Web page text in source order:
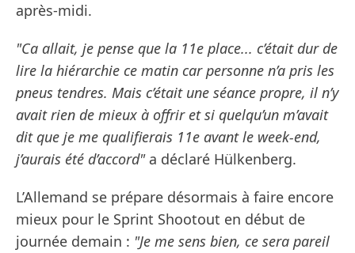
après-midi.
"Ca allait, je pense que la 11e place... c’était dur de
lire la hiérarchie ce matin car personne n’a pris les
pneus tendres. Mais c’était une séance propre, il n’y
avait rien de mieux à offrir et si quelqu’un m’avait
dit que je me qualifierais 11e avant le week-end,
j’aurais été d’accord"a déclaré Hülkenberg.
L’Allemand se prépare désormais à faire encore
mieux pour le Sprint Shootout en début de
journée demain : "Je me sens bien, ce sera pareil